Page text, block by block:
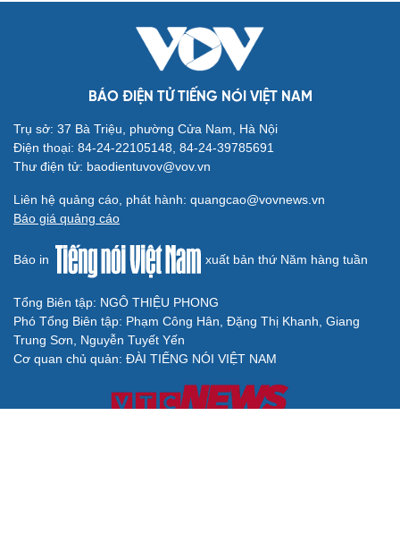
BÁO ĐIỆN TỬ TIẾNG NÓI VIỆT NAM
Trụ sở: 37 Bà Triệu, phường Cửa Nam, Hà Nội
Điện thoại: 84-24-22105148, 84-24-39785691
Thư điện tử: baodientuvov@vov.vn
Liên hệ quảng cáo, phát hành: quangcao@vovnews.vn
Báo giá quảng cáo
Báo in xuất bản thứ Năm hàng tuần
Tổng Biên tập: NGÔ THIỆU PHONG
Phó Tổng Biên tập: Phạm Công Hân, Đặng Thị Khanh, Giang
Trung Sơn, Nguyễn Tuyết Yến
Cơ quan chủ quản: ĐÀI TIẾNG NÓI VIỆT NAM